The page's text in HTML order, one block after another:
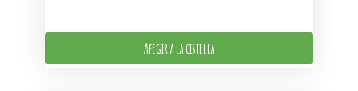
Afegir a la cistella